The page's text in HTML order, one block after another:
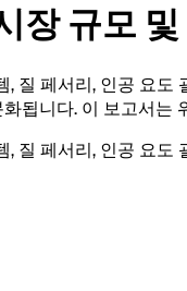
장 규모
질 페서리, 인공 요도
됩니다. 이 보고서
질 페서리, 인공 요도